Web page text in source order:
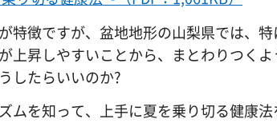
特徴ですが、盆地地形の山梨県では、
上昇しやすいことから、まとわりつく
したらいいのか?
ムを知って、上手に夏を乗り切る健康法